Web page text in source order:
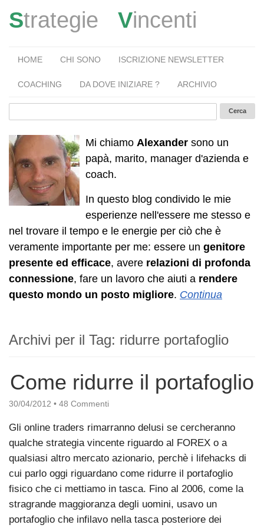
Strategie Vincenti
HOME CHI SONO ISCRIZIONE NEWSLETTER
COACHING DA DOVE INIZIARE ? ARCHIVIO
Mi chiamo Alexander sono un
papà, marito, manager d'azienda e
coach.
In questo blog condivido le mie
esperienze nell'essere me stesso e
nel trovare il tempo e le energie per ciò che è
veramente importante per me: essere un genitore
presente ed efficace, avere relazioni di profonda
connessione, fare un lavoro che aiuti a rendere
questo mondo un posto migliore. Continua
Archivi per il Tag: ridurre portafoglio
Come ridurre il portafoglio
30/04/2012 • 48 Commenti
Gli online traders rimarranno delusi se cercheranno
qualche strategia vincente riguardo al FOREX o a
qualsiasi altro mercato azionario, perchè i lifehacks di
cui parlo oggi riguardano come ridurre il portafoglio
fisico che ci mettiamo in tasca. Fino al 2006, come la
stragrande maggioranza degli uomini, usavo un
portafoglio che infilavo nella tasca posteriore dei